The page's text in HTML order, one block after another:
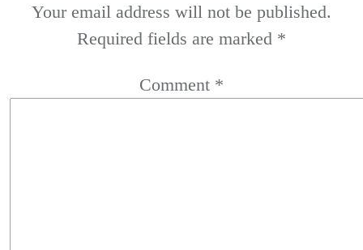
Your email address will not be published.
Required fields are marked *
Comment *